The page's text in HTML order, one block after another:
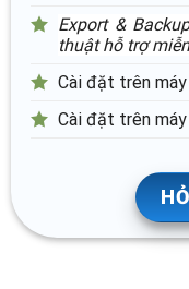
Export &
thuật hỗ trợ
Cài đặt trên
Cài đặt trên